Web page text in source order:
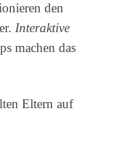
den
Interaktive
machen das
Eltern auf